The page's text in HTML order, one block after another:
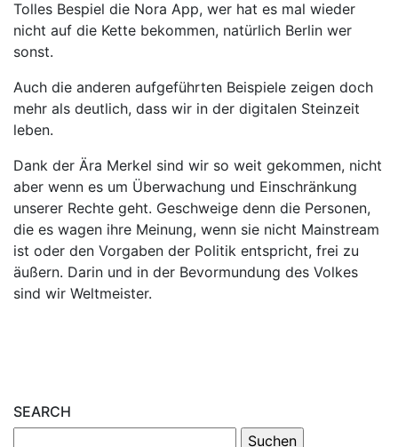
Tolles Bespiel die Nora App, wer hat es mal wieder
nicht auf die Kette bekommen, natürlich Berlin wer
sonst.
Auch die anderen aufgeführten Beispiele zeigen doch
mehr als deutlich, dass wir in der digitalen Steinzeit
leben.
Dank der Ära Merkel sind wir so weit gekommen, nicht
aber wenn es um Überwachung und Einschränkung
unserer Rechte geht. Geschweige denn die Personen,
die es wagen ihre Meinung, wenn sie nicht Mainstream
ist oder den Vorgaben der Politik entspricht, frei zu
äußern. Darin und in der Bevormundung des Volkes
sind wir Weltmeister.
SEARCH